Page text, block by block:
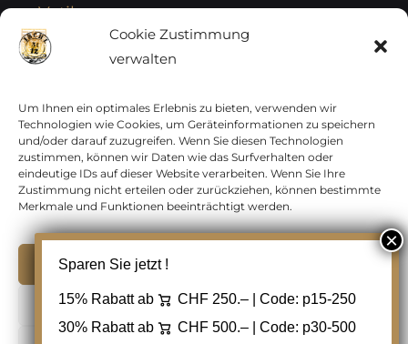
Cookie Zustimmung
verwalten
Um Ihnen ein optimales Erlebnis zu bieten, verwenden wir
Technologien wie Cookies, um Geräteinformationen zu speichern
und/oder darauf zuzugreifen. Wenn Sie diesen Technologien
zustimmen, können wir Daten wie das Surfverhalten oder
eindeutige IDs auf dieser Website verarbeiten. Wenn Sie Ihre
Zustimmung nicht erteilen oder zurückziehen, können bestimmte
Merkmale und Funktionen beeinträchtigt werden.
Ablehnen
Vatikan
Vereinte Nationen
Vorphilatelie
Zensurbelege Österreich
Zensurbelege Schweiz
Copyright 2012 - 2024 URAY GmbH | All Rights
Reserved |
PCI Data Security Standards |
Sparen Sie jetzt !
15% Rabatt ab CHF 250.– | Code: p15-250
30% Rabatt ab
CHF 500.– | Code: p30-500